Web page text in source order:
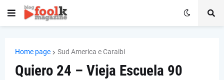
Home page Sud America e Caraibi
Quiero 24 – Vieja Escuela 90